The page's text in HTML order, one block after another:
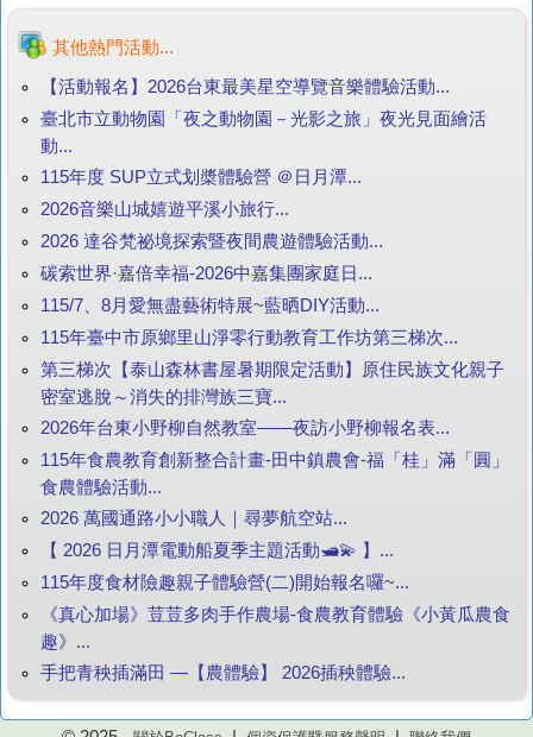
其他熱門活動...
【活動報名】2026台東最美星空導覽音樂體驗活動...
臺北市立動物園「夜之動物園－光影之旅」夜光見面繪活
動...
115年度 SUP立式划槳體驗營 ＠日月潭...
2026音樂山城嬉遊平溪小旅行...
2026 達谷梵祕境探索暨夜間農遊體驗活動...
碳索世界·嘉倍幸福-2026中嘉集團家庭日...
115/7、8月愛無盡藝術特展~藍晒DIY活動...
115年臺中市原鄉里山淨零行動教育工作坊第三梯次...
第三梯次【泰山森林書屋暑期限定活動】原住民族文化親子
密室逃脫～消失的排灣族三寶...
2026年台東小野柳自然教室——夜訪小野柳報名表...
115年食農教育創新整合計畫-田中鎮農會-福「桂」滿「圓」
食農體驗活動...
2026 萬國通路小小職人｜尋夢航空站...
【 2026 日月潭電動船夏季主題活動🛥️💫 】...
115年度食材險趣親子體驗營(二)開始報名囉~...
《真心加場》荳荳多肉手作農場-食農教育體驗《小黃瓜農食
趣》...
手把青秧插滿田 —【農體驗】 2026插秧體驗...